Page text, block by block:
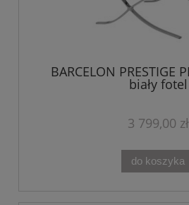
BARCELON PRESTIGE
biały fotel
3 799,00 zł
do koszyka